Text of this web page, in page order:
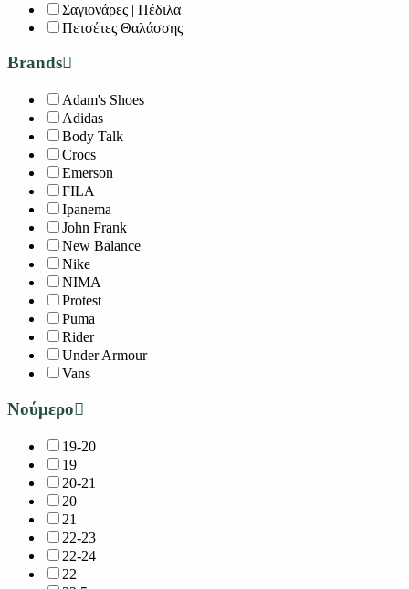
Σαγιονάρες | Πέδιλα
Πετσέτες Θαλάσσης
Brands
Adam's Shoes
Adidas
Body Talk
Crocs
Emerson
FILA
Ipanema
John Frank
New Balance
Nike
NIMA
Protest
Puma
Rider
Under Armour
Vans
Νούμερο
19-20
19
20-21
20
21
22-23
22-24
22